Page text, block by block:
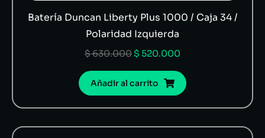
Batería Duncan Liberty Plus 1000 / Caja 34 /
Polaridad Izquierda
$630.000 $ 520.000
Añadir al carrito